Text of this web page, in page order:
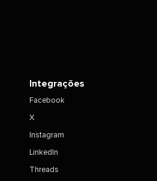
Integrações​​
Facebook​​
X​​
Instagram​​
LinkedIn​​
Threads​​